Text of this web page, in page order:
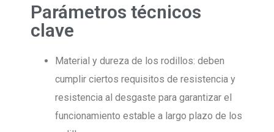
Parámetros técnicos
clave
Material y dureza de los rodillos: deben
cumplir ciertos requisitos de resistencia y
resistencia al desgaste para garantizar el
funcionamiento estable a largo plazo de los